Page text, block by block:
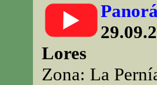
Lores
Zona: La